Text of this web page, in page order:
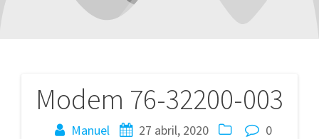
Modem 76-32200-003
Manuel 27 abril, 2020 0
Navegación